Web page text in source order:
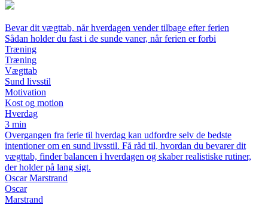
Bevar dit vægttab, når hverdagen vender tilbage efter ferien
Sådan holder du fast i de sunde vaner, når ferien er forbi
Træning
Træning
Vægttab
Sund livsstil
Motivation
Kost og motion
Hverdag
3 min
Overgangen fra ferie til hverdag kan udfordre selv de bedste
intentioner om en sund livsstil. Få råd til, hvordan du bevarer dit
vægttab, finder balancen i hverdagen og skaber realistiske rutiner,
der holder på lang sigt.
Oscar Marstrand
Oscar
Marstrand